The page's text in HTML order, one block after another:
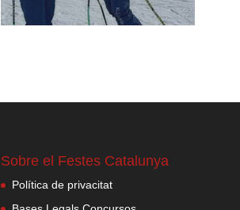
Sobre el Festes Catalunya
Política de privacitat